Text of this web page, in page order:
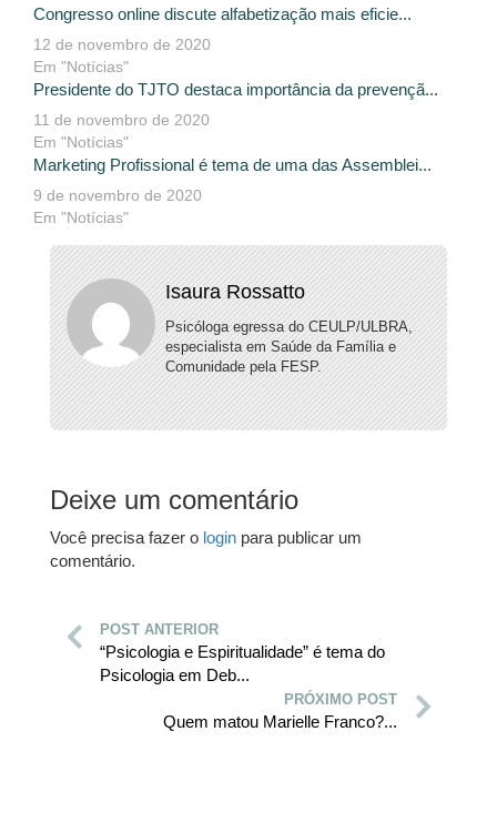
Congresso online discute alfabetização mais eficie...
12 de novembro de 2020
Em "Notícias"
Presidente do TJTO destaca importância da prevençã...
11 de novembro de 2020
Em "Notícias"
Marketing Profissional é tema de uma das Assemblei...
9 de novembro de 2020
Em "Notícias"
Isaura Rossatto
Psicóloga egressa do CEULP/ULBRA,
especialista em Saúde da Família e
Comunidade pela FESP.
Deixe um comentário
Você precisa fazer o login para publicar um
comentário.
POST ANTERIOR
“Psicologia e Espiritualidade” é tema do
Psicologia em Deb...
PRÓXIMO POST
Quem matou Marielle Franco?...